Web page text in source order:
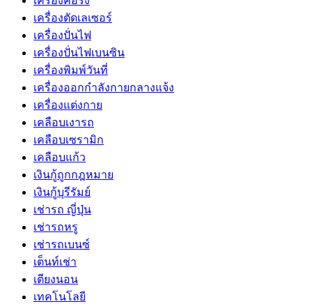
เครื่องตัดเลเซอร์
เครื่องปั่นไฟ
เครื่องปั่นไฟเบนซิน
เครื่องพิมพ์วันที่
เครื่องออกกำลังกายกลางแจ้ง
เครื่องแต่งกาย
เคลือบเงารถ
เคลือบเซรามิก
เคลือบแก้ว
เงินกู้ถูกกฎหมาย
เงินกู้บุรีรัมย์
เช่ารถ ญี่ปุ่น
เช่ารถหรู
เช่ารถเบนซ์
เต็นท์เช่า
เตียงนอน
เทคโนโลยี